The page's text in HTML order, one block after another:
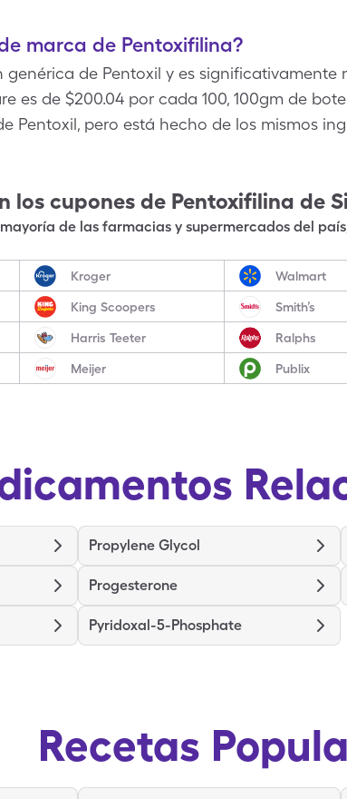
marca de Pentoxifilina?
genérica de Pentoxil y es significativamente
es de $200.04 por cada 100, 100gm de
Pentoxil, pero está hecho de los mismos
los cupones de Pentoxifilina de
de las farmacias y supermercados del
Kroger Walmart
King Scoopers Smith’s
Harris Teeter Ralphs
Meijer Publix
Propylene Glycol
Progesterone
Pyridoxal-5-Phosphate
Recetas